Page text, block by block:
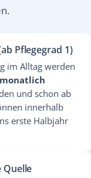
Pflegegrad 1)
im Alltag werden
und schon ab
innerhalb
erste Halbjahr
Quelle